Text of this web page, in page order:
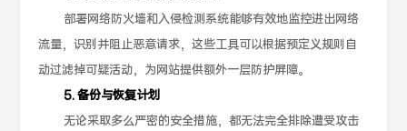
部署网络防火墙和入侵检测系统能够有效地监控进出网络
流量，识别并阻止恶意请求，这些工具可以根据预定义规则自
动过滤掉可疑活动，为网站提供额外一层防护屏障。
5. 备份与恢复计划
无论采取多么严密的安全措施，都无法完全排除遭受攻击